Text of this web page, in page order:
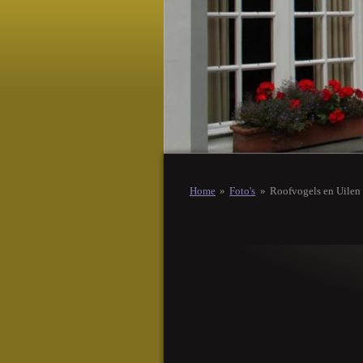
Home » Foto's » Roofvogels en Uilen